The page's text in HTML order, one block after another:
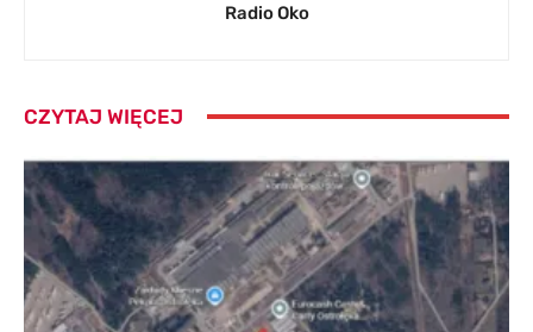
Radio Oko
CZYTAJ WIĘCEJ